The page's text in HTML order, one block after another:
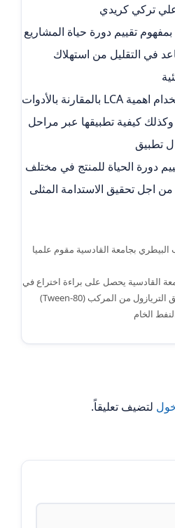
تركي كريدي
تقييم دورة حياة المشاريع
في التقليل من استهلاك
تضمنت الدورة مقارنة استخدام اهمية LCA بالمقارنة بالأدوات
كيفية تطبيقها عبر مراحل
تطبيق
دورة الحياة للمنتج في مختلف
من اجل تحقيق الاستدامة المثلى
البيطري بجامعة القادسية مقوم علميا
القادسية يحصل على براءة اختراع في
تحضير كسر الاستحلاب من مشتق التريازول من المركب (Tween-80)
الخام
لتضيف تعليقاً.